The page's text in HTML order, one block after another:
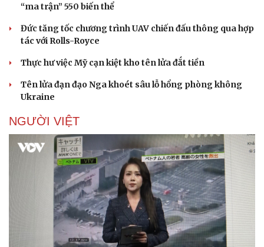
“ma trận” 550 biến thể
Đức tăng tốc chương trình UAV chiến đấu thông qua hợp
tác với Rolls-Royce
Thực hư việc Mỹ cạn kiệt kho tên lửa đắt tiền
Tên lửa đạn đạo Nga khoét sâu lỗ hổng phòng không
Ukraine
NGƯỜI VIỆT